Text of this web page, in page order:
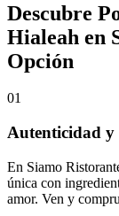
Descubre
Hialeah en
Opción
01
Autenticidad y
En Siamo
única con
amor. Ven y